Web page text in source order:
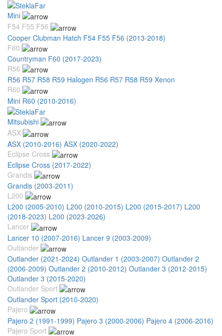
Mini
F54 F55 F56
Cooper Clubman Hatch F54 F55 F56 (2013-2018)
F60
Countryman F60 (2017-2023)
R56
R56 R57 R58 R59 Halogen R56 R57 R58 R59 Xenon
R60
Mini R60 (2010-2016)
Mitsubishi
ASX
ASX (2010-2016) ASX (2020-2022)
Eclipse Cross
Eclipse Cross (2017-2022)
Grandis
Grandis (2003-2011)
L200
L200 (2005-2010) L200 (2010-2015) L200 (2015-2017) L200
(2018-2023) L200 (2023-2026)
Lancer
Lancer 10 (2007-2016) Lancer 9 (2003-2009)
Outlander
Outlander (2021-2024) Outlander 1 (2003-2007) Outlander 2
(2006-2009) Outlander 2 (2010-2012) Outlander 3 (2012-2015)
Outlander 3 (2015-2020)
Outlander Sport
Outlander Sport (2010-2020)
Pajero
Pajero 2 (1991-1999) Pajero 3 (2000-2006) Pajero 4 (2006-2016)
Pajero Sport